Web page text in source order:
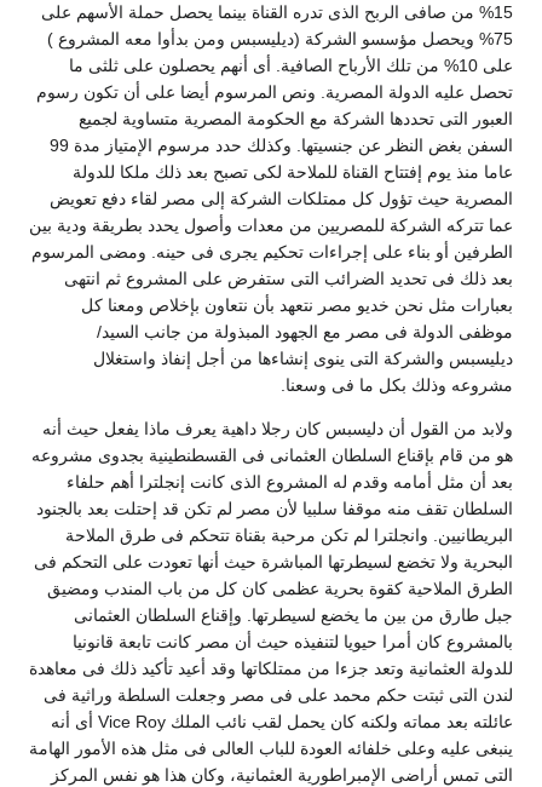
15% من صافى الربح الذى تدره القناة بينما يحصل حملة الأسهم على
75% ويحصل مؤسسو الشركة (ديليسبس ومن بدأوا معه المشروع )
على 10% من تلك الأرباح الصافية. أى أنهم يحصلون على ثلثى ما
عليه الدولة المصرية. ونص المرسوم أيضا على أن تكون رسوم
التى تحددها الشركة مع الحكومة المصرية متساوية لجميع
السفن بغض النظر عن جنسيتها. وكذلك حدد مرسوم الإمتياز مدة 99
منذ يوم إفتتاح القناة للملاحة لكى تصبح بعد ذلك ملكا للدولة
حيث تؤول كل ممتلكات الشركة إلى مصر لقاء دفع تعويض
تتركه الشركة للمصريين من معدات وأصول يحدد بطريقة ودية بين
أو بناء على إجراءات تحكيم يجرى فى حينه. ومضى المرسوم
ذلك فى تحديد الضرائب التى ستفرض على المشروع ثم انتهى
مثل نحن خديو مصر نتعهد بأن نتعاون بإخلاص ومعنا كل
الدولة فى مصر مع الجهود المبذولة من جانب السيد/
والشركة التى ينوى إنشاءها من أجل إنفاذ واستغلال
وذلك بكل ما فى وسعنا.
من القول أن دليسبس كان رجلا داهية يعرف ماذا يفعل حيث أنه
من قام بإقناع السلطان العثمانى فى القسطنطينية بجدوى مشروعه
أن مثل أمامه وقدم له المشروع الذى كانت إنجلترا أهم حلفاء
تقف منه موقفا سلبيا لأن مصر لم تكن قد إحتلت بعد بالجنود
وانجلترا لم تكن مرحبة بقناة تتحكم فى طرق الملاحة
ولا تخضع لسيطرتها المباشرة حيث أنها تعودت على التحكم فى
الملاحية كقوة بحرية عظمى كان كل من باب المندب ومضيق
طارق من بين ما يخضع لسيطرتها. وإقناع السلطان العثمانى
كان أمرا حيويا لتنفيذه حيث أن مصر كانت تابعة قانونيا
العثمانية وتعد جزءا من ممتلكاتها وقد أعيد تأكيد ذلك فى معاهدة
التى ثبتت حكم محمد على فى مصر وجعلت السلطة وراثية فى
عائلته بعد مماته ولكنه كان يحمل لقب نائب الملك Vice Roy أى أنه
عليه وعلى خلفائه العودة للباب العالى فى مثل هذه الأمور الهامة
تمس أراضى الإمبراطورية العثمانية، وكان هذا هو نفس المركز